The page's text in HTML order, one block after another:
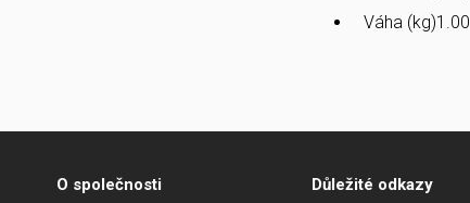
Váha (kg)1.00
O společnosti
Důležité odkazy